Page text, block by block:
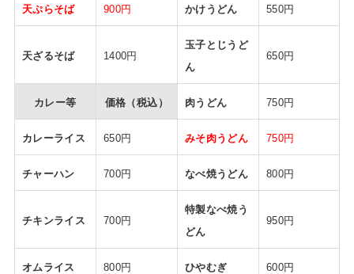
天ぷらそば 900円 かけうどん 550円
天ざるそば 1400円
玉子とじうど
ん
650円
カレー等 価格（税込） 肉うどん 750円
カレーライス 650円 みそ肉うどん 750円
チャーハン 700円 なべ焼うどん 800円
チキンライス 700円
特製なべ焼う
どん
950円
オムライス 800円 ひやむぎ 600円